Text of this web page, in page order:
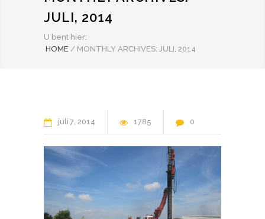
JULI, 2014
U bent hier:
HOME / MONTHLY ARCHIVES: JULI, 2014
juli 7 2014 1785 0